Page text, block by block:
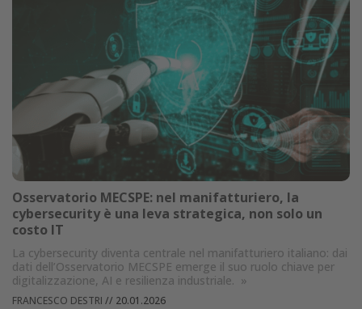
Osservatorio MECSPE: nel manifatturiero, la
cybersecurity è una leva strategica, non solo un
costo IT
La cybersecurity diventa centrale nel manifatturiero italiano: dai
dati dell’Osservatorio MECSPE emerge il suo ruolo chiave per
digitalizzazione, AI e resilienza industriale. »
FRANCESCO DESTRI // 20.01.2026